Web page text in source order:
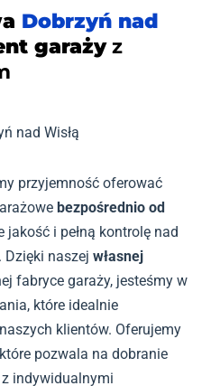
Dobrzyń nad
garażyz
przyjemność oferować
bezpośrednio od
jakość i pełną kontrolę nad
naszej własnej
fabryce garaży, jesteśmy w
które idealnie
klientów. Oferujemy
pozwala na dobranie
indywidualnymi